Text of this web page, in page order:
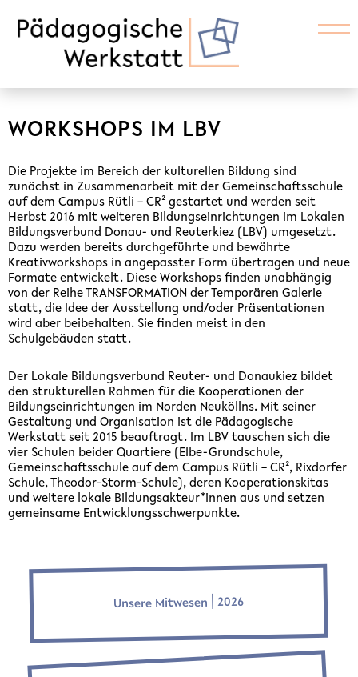
WORKSHOPS IM LBV
Die Projekte im Bereich der kulturellen Bildung sind
zunächst in Zusammenarbeit mit der Gemeinschaftsschule
auf dem Campus Rütli – CR² gestartet und werden seit
Herbst 2016 mit weiteren Bildungseinrichtungen im Lokalen
Bildungsverbund Donau- und Reuterkiez (LBV) umgesetzt.
Dazu werden bereits durchgeführte und bewährte
Kreativworkshops in angepasster Form übertragen und neue
Formate entwickelt. Diese Workshops finden unabhängig
von der Reihe TRANSFORMATION der Temporären Galerie
statt, die Idee der Ausstellung und/oder Präsentationen
wird aber beibehalten. Sie finden meist in den
Schulgebäuden statt.
Der Lokale Bildungsverbund Reuter- und Donaukiez bildet
den strukturellen Rahmen für die Kooperationen der
Bildungseinrichtungen im Norden Neuköllns. Mit seiner
Gestaltung und Organisation ist die Pädagogische
Werkstatt seit 2015 beauftragt. Im LBV tauschen sich die
vier Schulen beider Quartiere (Elbe-Grundschule,
Gemeinschaftsschule auf dem Campus Rütli – CR², Rixdorfer
Schule, Theodor-Storm-Schule), deren Kooperationskitas
und weitere lokale Bildungsakteur*innen aus und setzen
gemeinsame Entwicklungsschwerpunkte.
Unsere Mitwesen ⎜2026